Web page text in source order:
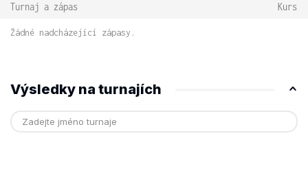
Turnaj a zápas Kurs
Žádné nadcházející zápasy.
Výsledky na turnajích